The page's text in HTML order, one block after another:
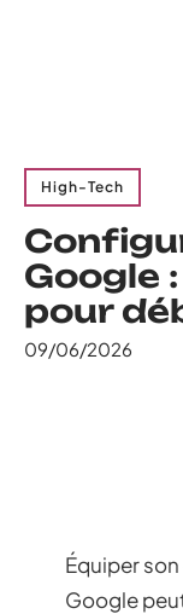
High-Tech
Google
pour
09/06/2026
Équiper
Google